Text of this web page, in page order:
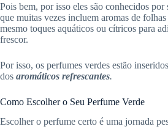
Pois bem, por isso eles são conhecidos por
que muitas vezes incluem aromas de
mesmo toques aquáticos ou cítricos para
frescor.
Por isso, os perfumes verdes estão
dos aromáticos refrescantes.
Como Escolher o Seu Perfume Verde
Escolher o perfume certo é uma jornada